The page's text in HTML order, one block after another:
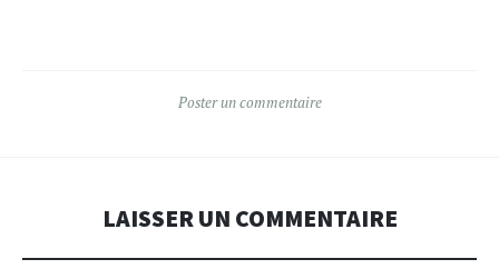
Poster un commentaire
LAISSER UN COMMENTAIRE